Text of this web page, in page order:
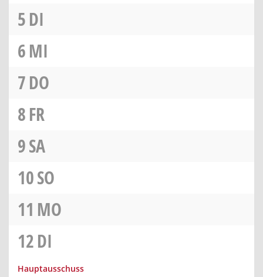
5DI
6MI
7DO
8FR
9SA
10SO
11 MO
12DI
Hauptausschuss